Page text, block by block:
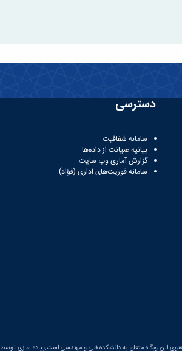
دسترسی
سامانه شفافیت
بیانیه صیانت از داده‌ها
گزارش آماری وب‌ سایت
سامانه فوریت‌های اداری (فؤاد)
این وبگاه متعلق به دانشکده فنی و مهندسی است.پیاده سازی توسط